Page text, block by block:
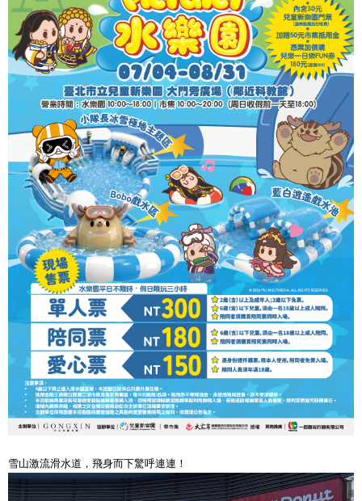
雪山激流滑水道，飛身而下驚呼連連！